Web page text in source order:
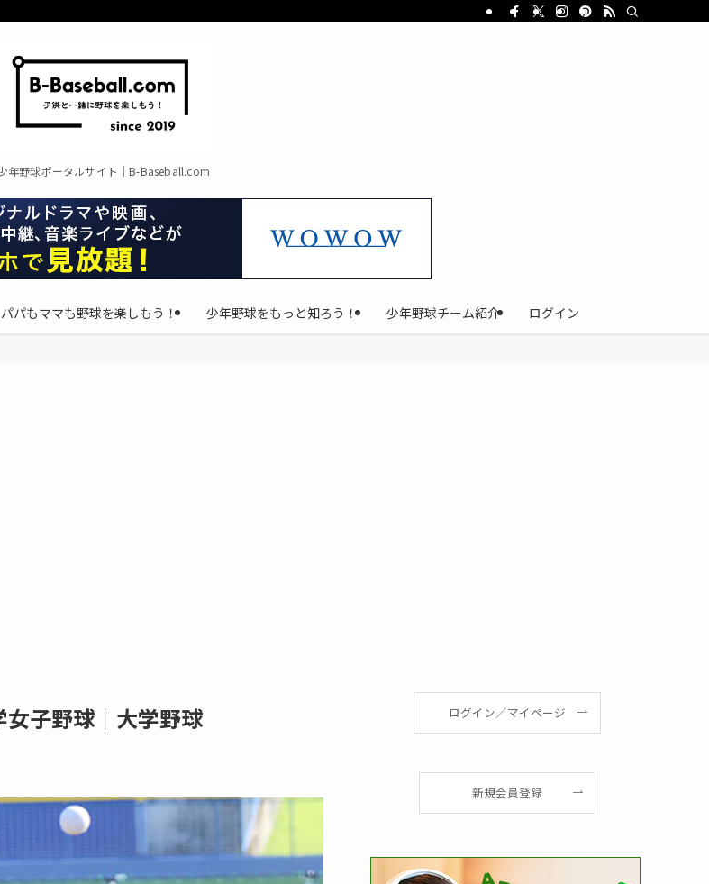
年野球ポータルサイト｜B-Baseball.com
パパもママも野球を楽しもう！ 少年野球をもっと知ろう！ 少年野球チーム紹介 ログイン
子野球｜大学野球 ログイン／マイページ
新規会員登録